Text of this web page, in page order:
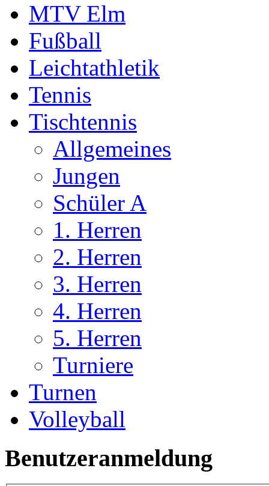
MTV Elm
Fußball
Leichtathletik
Tennis
Tischtennis
Allgemeines
Jungen
Schüler A
1. Herren
2. Herren
3. Herren
4. Herren
5. Herren
Turniere
Turnen
Volleyball
Benutzeranmeldung